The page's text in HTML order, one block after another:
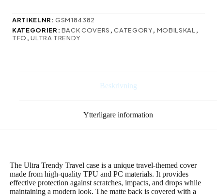
svenska:
ARTIKELNR:GSM184382
KATEGORIER: BACK COVERS ,CATEGORY, MOBILSKAL ,
TFO ,ULTRA TRENDY
Beskrivning
Ytterligare information
The Ultra Trendy Travel case is a unique travel-themed cover
made from high-quality TPU and PC materials. It provides
effective protection against scratches, impacts, and drops while
maintaining a modern look. The matte back is covered with a